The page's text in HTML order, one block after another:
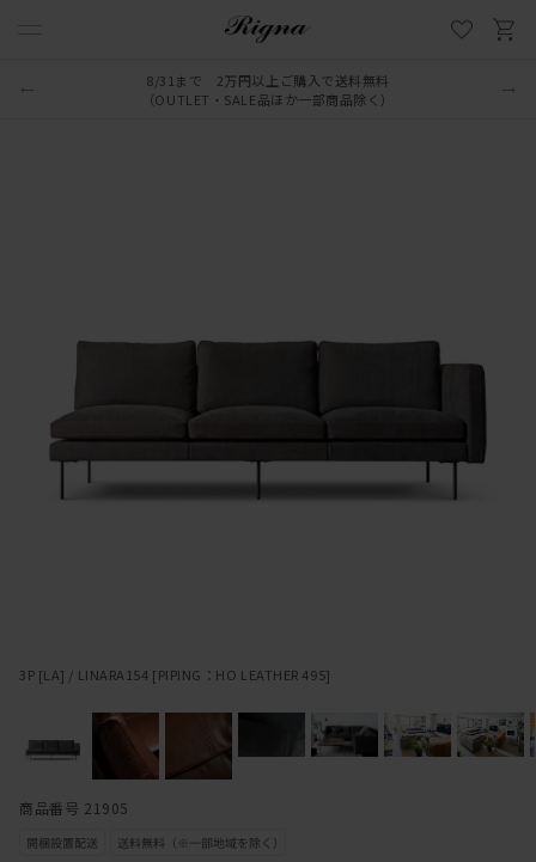
8/31まで 2万円以上ご購入で送料無料
（OUTLET・SALE品ほか一部商品除く）
3P [LA] / LINARA154 [PIPING：HO LEATHER 495]
商品番号 21905